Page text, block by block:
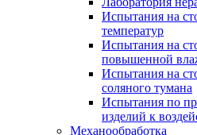
Испытания на
температур
Испытания на
повышенной
Испытания на
соляного тумана
Испытания по
изделий к
Механообработка